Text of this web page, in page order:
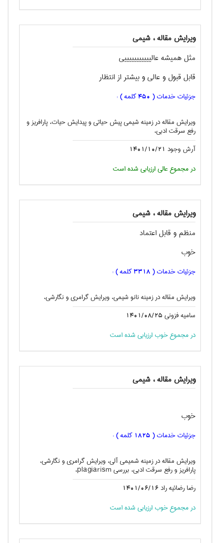
ویرایش مقاله ، شيمی
مثل همیشه عالیییییییییییی
قابل قبول و عالی و بیشتر از انتظار
جزئیات خدمات ( 450کلمه ) :
ویرایش مقاله در زمینه شیمی پیش حیاتی و پیدایش حیات، پارافریز و
رفع سرقت ادبی،
آرش وجود 1401/10/21
در مجموع عالی ارزیابی شده است
ویرایش مقاله ، شيمی
منظم و قابل اعتماد
خوب
جزئیات خدمات ( 3318کلمه ) :
ویرایش مقاله در زمینه نانو شیمی، ویرایش گرامری و نگارشی،
سامیه فزونی 1401/08/25
در مجموع خوب ارزیابی شده است
ویرایش مقاله ، شيمی
خوب
جزئیات خدمات ( 1825 کلمه ) :
ویرایش مقاله در زمینه شمیمی آلی، ویرایش گرامری و نگارشی،
پارافریز و رفع سرقت ادبی، بررسی plagiarism،
رضا رضائیه راد 1401/06/16
در مجموع خوب ارزیابی شده است